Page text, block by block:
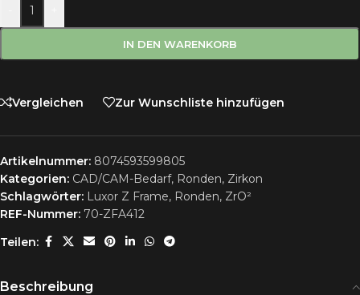
IN DEN WARENKORB
Vergleichen Zur Wunschliste hinzufügen
Artikelnummer: 8074593599805
Kategorien: CAD/CAM-Bedarf, Ronden, Zirkon
Schlagwörter: Luxor Z Frame, Ronden, ZrO²
REF-Nummer: 70-ZFA412
Teilen:
Beschreibung